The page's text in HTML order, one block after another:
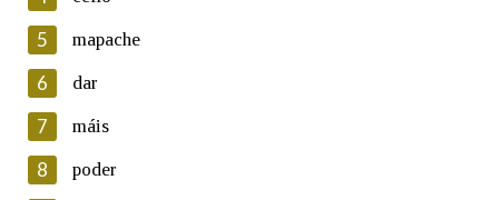
Lin e acepto as condicións da política de
Introduce o código que aparece na imaxe:
5 mapache
6 dar
7 máis
8 poder